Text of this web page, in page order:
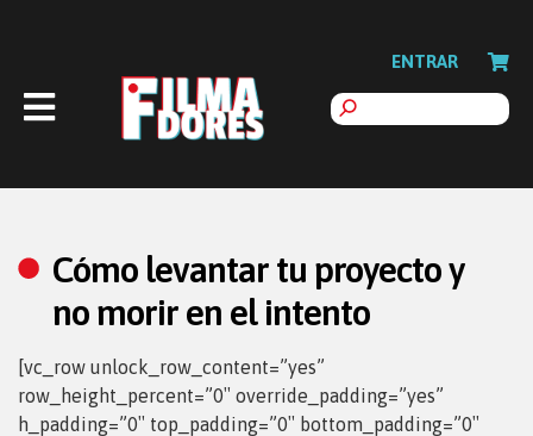
ENTRAR
Cómo levantar tu proyecto y
no morir en el intento
[vc_row unlock_row_content=”yes”
row_height_percent=”0″ override_padding=”yes”
h_padding=”0″ top_padding=”0″ bottom_padding=”0″